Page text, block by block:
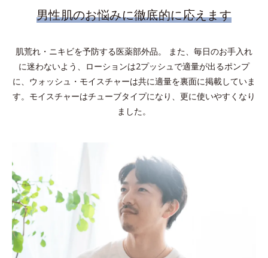
男性肌のお悩みに徹底的に応えます
肌荒れ・ニキビを予防する医薬部外品。 また、毎日のお手入れ
に迷わないよう、ローションは2プッシュで適量が出るポンプ
に、ウォッシュ・モイスチャーは共に適量を裏面に掲載していま
す。モイスチャーはチューブタイプになり、更に使いやすくなり
ました。